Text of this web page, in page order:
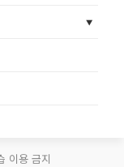
이용 금지